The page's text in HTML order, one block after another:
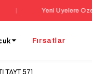
Yeni Üyelere Özel Sepette
Fırsatlar
TAYT 571